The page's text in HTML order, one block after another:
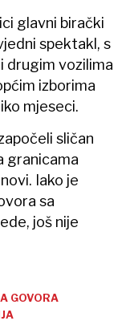
glavni birački
spektakl, s
drugim vozilima
izborima
mjeseci.
sličan
granicama
Iako je
sa
još nije
GOVORA